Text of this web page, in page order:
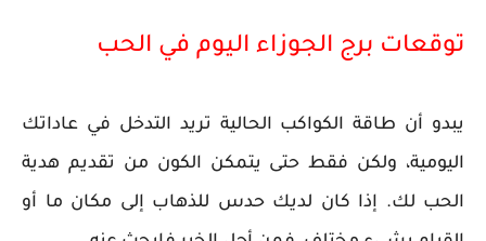
توقعات برج الجوزاء اليوم في الحب
يبدو أن طاقة الكواكب الحالية تريد التدخل في عاداتك
اليومية، ولكن فقط حتى يتمكن الكون من تقديم هدية
الحب لك. إذا كان لديك حدس للذهاب إلى مكان ما أو